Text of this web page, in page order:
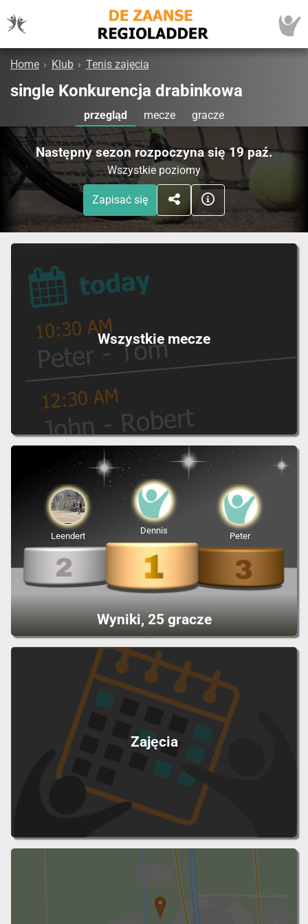
Home › Klub › Tenis zajęcia
single Konkurencja drabinkowa
przegląd mecze gracze
Następny sezon rozpoczyna się 19 paź.
Wszystkie poziomy
Zapisać się
Wszystkie mecze
Wyniki, 25 gracze
Dennis
Leendert Peter
Zajęcia